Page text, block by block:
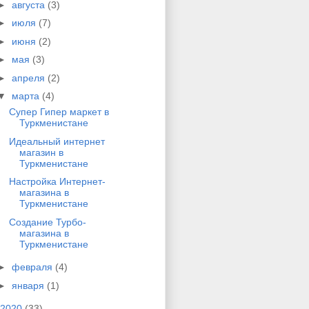
августа (3)
июля (7)
июня (2)
мая (3)
апреля (2)
марта (4)
Супер Гипер маркет в
Туркменистане
Идеальный интернет
магазин в
Туркменистане
Настройка Интернет-
магазина в
Туркменистане
Создание Турбо-
магазина в
Туркменистане
февраля (4)
января (1)